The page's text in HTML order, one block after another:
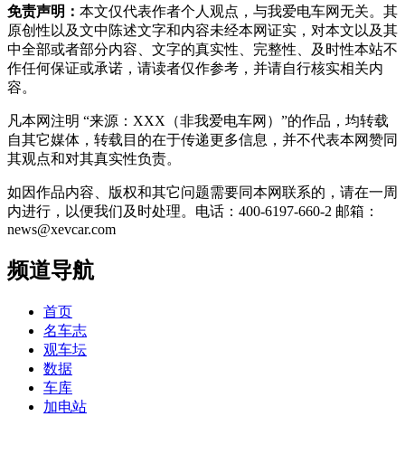
免责声明： 本文仅代表作者个人观点，与我爱电车网无关。其
原创性以及文中陈述文字和内容未经本网证实，对本文以及其
中全部或者部分内容、文字的真实性、完整性、及时性本站不
作任何保证或承诺，请读者仅作参考，并请自行核实相关内
容。
凡本网注明 “来源：XXX（非我爱电车网）”的作品，均转载
自其它媒体，转载目的在于传递更多信息，并不代表本网赞同
其观点和对其真实性负责。
如因作品内容、版权和其它问题需要同本网联系的，请在一周
内进行，以便我们及时处理。电话：400-6197-660-2 邮箱：
news@xevcar.com
频道导航
首页
名车志
观车坛
数据
车库
加电站